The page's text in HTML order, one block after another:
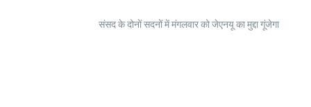
संसद के दोनों सदनों में मंगलवार को जेएनयू का मुद्दा गूंजेगा